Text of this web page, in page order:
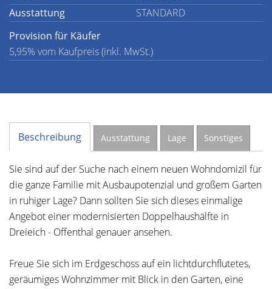
Ausstattung
STANDARD
Provision für Käufer
5,95% vom Kaufpreis (inkl. MwSt.)
Beschreibung Ausstattung Lage Sonstiges
Sie sind auf der Suche nach einem neuen Wohndomizil für
die ganze Familie mit Ausbaupotenzial und großem Garten
in ruhiger Lage? Dann sollten Sie sich dieses einmalige
Angebot einer modernisierten Doppelhaushälfte in
Dreieich - Offenthal genauer ansehen.
Freue Sie sich im Erdgeschoss auf ein lichtdurchflutetes,
geräumiges Wohnzimmer mit Blick in den Garten, eine